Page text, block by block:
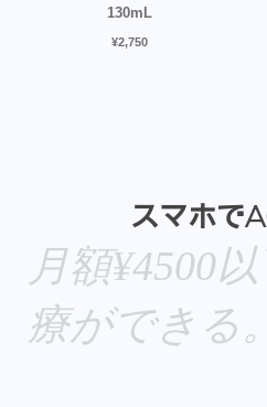
130mL
¥2,750
スマホで
月額¥4500
療ができる。